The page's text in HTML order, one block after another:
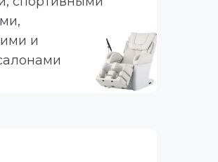
и